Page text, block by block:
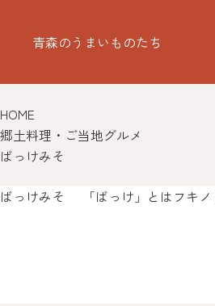
青森のうまいものたち
HOME
郷土料理・ご当地グルメ
ばっけみそ
ばっけみそ 「ばっけ」とはフキ